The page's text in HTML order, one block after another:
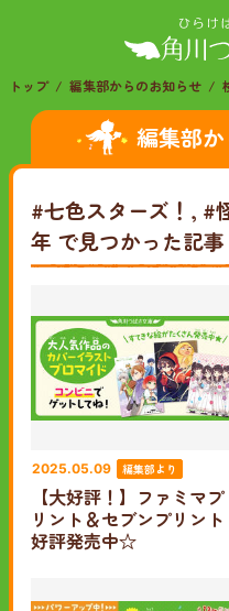
トップ 編集部からのお知らせ
編集部
#七色スターズ！, #
年 で見つかった記事
2025.05.09 編集部より
【大好評！】ファミマプ
リント＆セブンプリント
好評発売中☆